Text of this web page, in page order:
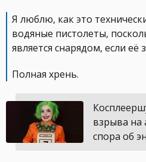
Я люблю, как это
водяные пистолеты,
является снарядом, если её
Полная хрень.
взрыва на
спора об